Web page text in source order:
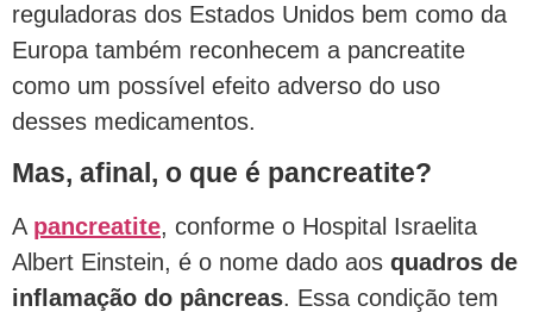
reguladoras dos Estados Unidos bem como da
Europa também reconhecem a pancreatite
como um possível efeito adverso do uso
desses medicamentos.
Mas, afinal, o que é pancreatite?
A pancreatite, conforme o Hospital Israelita
Albert Einstein, é o nome dado aos quadros de
inflamação do pâncreas. Essa condição tem